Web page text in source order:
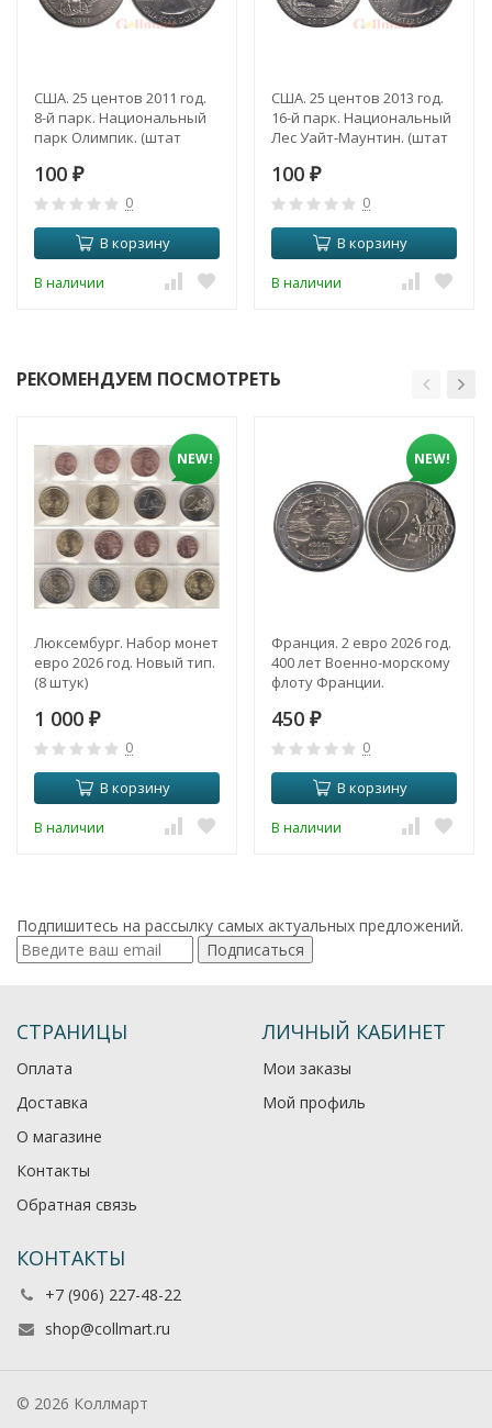
США. 25 центов 2011 год.
8-й парк. Национальный
парк Олимпик. (штат
100 ₽
0
В корзину
В наличии
США. 25 центов 2013 год.
16-й парк. Национальный
Лес Уайт-Маунтин. (штат
100 ₽
0
В корзину
В наличии
РЕКОМЕНДУЕМ ПОСМОТРЕТЬ
NEW!
Люксембург. Набор монет
евро 2026 год. Новый тип.
(8 штук)
1 000 ₽
0
В корзину
В наличии
NEW!
Франция. 2 евро 2026 год.
400 лет Военно-морскому
флоту Франции.
450 ₽
0
В корзину
В наличии
Подпишитесь на рассылку самых актуальных предложений.
Подписаться
СТРАНИЦЫ
Оплата
Доставка
О магазине
Контакты
Обратная связь
ЛИЧНЫЙ КАБИНЕТ
Мои заказы
Мой профиль
КОНТАКТЫ
+7 (906) 227-48-22
shop@collmart.ru
© 2026 Коллмарт